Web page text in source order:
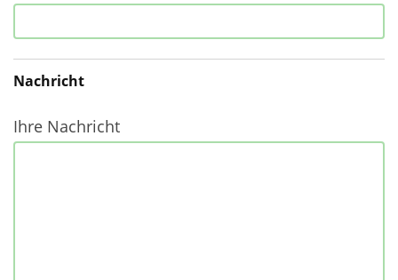
Nachricht
Ihre Nachricht